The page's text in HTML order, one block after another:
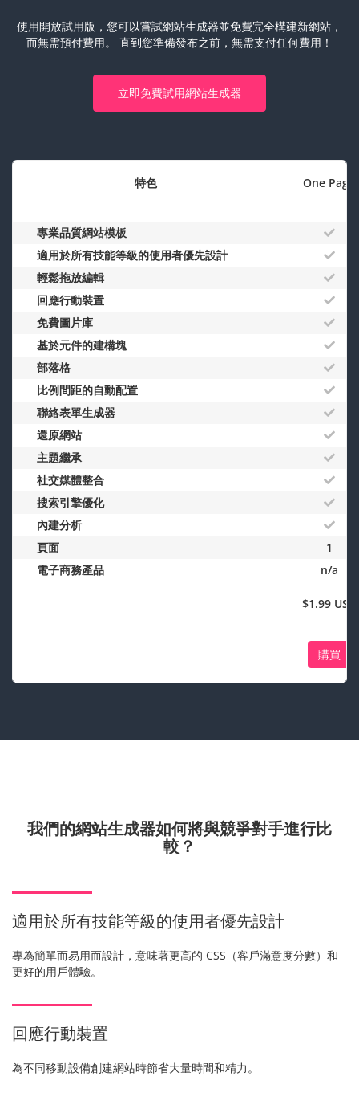
使用開放試用版，您可以嘗試網站生成器並免費完全構建新網站，
而無需預付費用。 直到您準備發布之前，無需支付任何費用！
立即免費試用網站生成器
特色 One Page
專業品質網站模板
適用於所有技能等級的使用者優先設計
輕鬆拖放編輯
回應行動裝置
免費圖片庫
基於元件的建構塊
部落格
比例間距的自動配置
聯絡表單生成器
還原網站
主題繼承
社交媒體整合
搜索引擎優化
內建分析
頁面
1
電子商務產品
n/a
$1.99 USD
購買
我們的網站生成器如何將與競爭對手進行比
較？
適用於所有技能等級的使用者優先設計
專為簡單而易用而設計，意味著更高的 CSS（客戶滿意度分數）和
更好的用戶體驗。
回應行動裝置
為不同移動設備創建網站時節省大量時間和精力。